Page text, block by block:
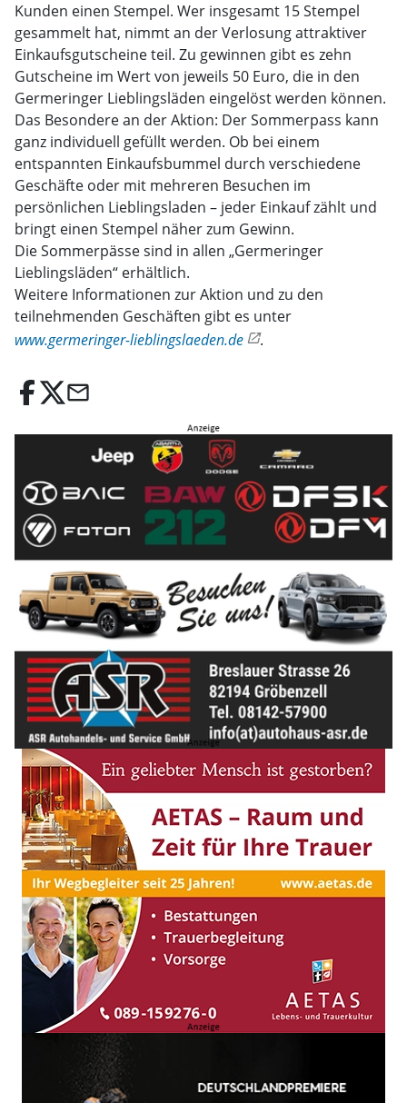
Kunden einen Stempel. Wer insgesamt 15 Stempel
gesammelt hat, nimmt an der Verlosung attraktiver
Einkaufsgutscheine teil. Zu gewinnen gibt es zehn
Gutscheine im Wert von jeweils 50 Euro, die in den
Germeringer Lieblingsläden eingelöst werden können.
Das Besondere an der Aktion: Der Sommerpass kann
ganz individuell gefüllt werden. Ob bei einem
entspannten Einkaufsbummel durch verschiedene
Geschäfte oder mit mehreren Besuchen im
persönlichen Lieblingsladen – jeder Einkauf zählt und
bringt einen Stempel näher zum Gewinn.
Die Sommerpässe sind in allen „Germeringer
Lieblingsläden“ erhältlich.
Weitere Informationen zur Aktion und zu den
teilnehmenden Geschäften gibt es unter
www.germeringer-lieblingslaeden.de
.
email